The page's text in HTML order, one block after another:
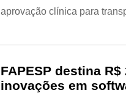
aprovação clínica para
FAPESP destina
inovações em